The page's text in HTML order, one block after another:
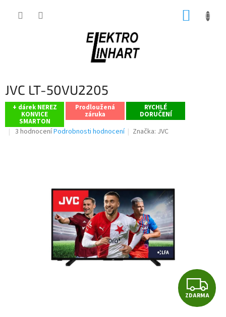
JVC LT-50VU2205
+ dárek NEREZ
KONVICE
SMARTON
Prodloužená
záruka
RYCHLÉ
DORUČENÍ
Průměrné
3 hodnoceníPodrobnosti hodnocení Značka: JVC
Z
D
ZDARMA